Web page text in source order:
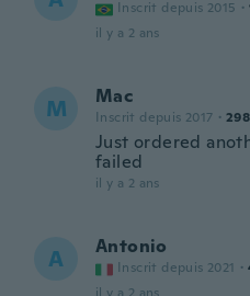
Inscrit depuis 2015 ·
il y a 2 ans
M Mac
Inscrit depuis 2017 · 298
Just ordered
failed
il y a 2 ans
A Antonio
Inscrit depuis 2021 ·